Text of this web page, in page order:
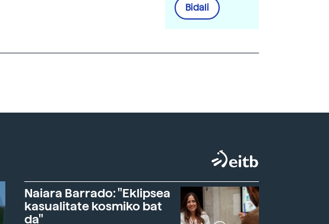
Bidali
Naiara Barrado: "Eklipsea
kasualitate kosmiko bat
da"